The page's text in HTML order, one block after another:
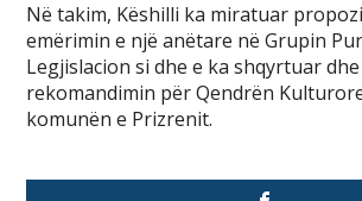
Në takim, Këshilli ka miratuar
emërimin e një anëtare në Grupin
Legjislacion si dhe e ka shqyrtuar
rekomandimin për Qendrën
komunën e Prizrenit.